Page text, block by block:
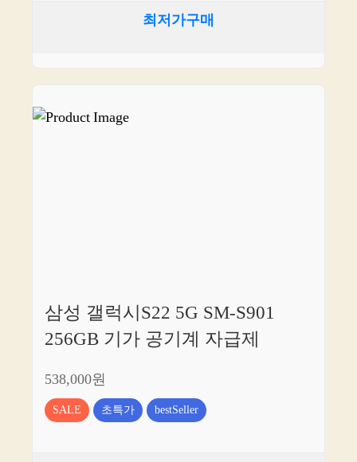
최저가구매
삼성 갤럭시S22 5G SM-S901
256GB 기가 공기계 자급제
538,000원
SALE 초특가 bestSeller